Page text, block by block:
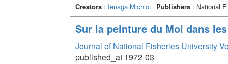
Creators: Ienaga Michio Publishers: National
Sur la peinture du Moi dans
Journal of National Fisheries University
published_at 1972-03